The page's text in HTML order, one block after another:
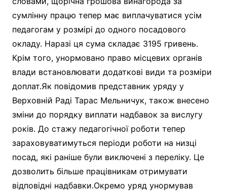
сумлінну працю тепер має виплачуватися усім
педагогам у розмірі до одного посадового
окладу. Наразі ця сума складає 3195 гривень.
Крім того, унормовано право місцевих органів
влади встановлювати додаткові види та розміри
доплат.Як повідомив представник уряду у
Верховній Раді Тарас Мельничук, також внесено
зміни до порядку виплати надбавок за вислугу
років. До стажу педагогічної роботи тепер
зараховуватимуться періоди роботи на низці
посад, які раніше були виключені з переліку. Це
дозволить більше працівникам отримувати
відповідні надбавки.Окремо уряд унормував